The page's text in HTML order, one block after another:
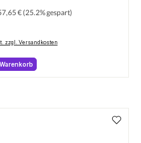
€(25.2% gespart)
zzgl. Versandkosten